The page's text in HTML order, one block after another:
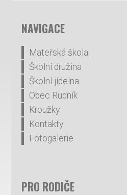
NAVIGACE
Mateřská škola
Školní družina
Školní jídelna
Obec Rudník
Kroužky
Kontakty
Fotogalerie
PRO RODIČE